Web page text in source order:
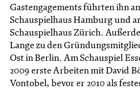
Gastengagements führten ihn
Schauspielhaus Hamburg und
Schauspielhaus Zürich.
Lange zu den
Ost in Berlin. Am Schauspiel
2009 erste Arbeiten mit David
Vontobel, bevor er 2010 als